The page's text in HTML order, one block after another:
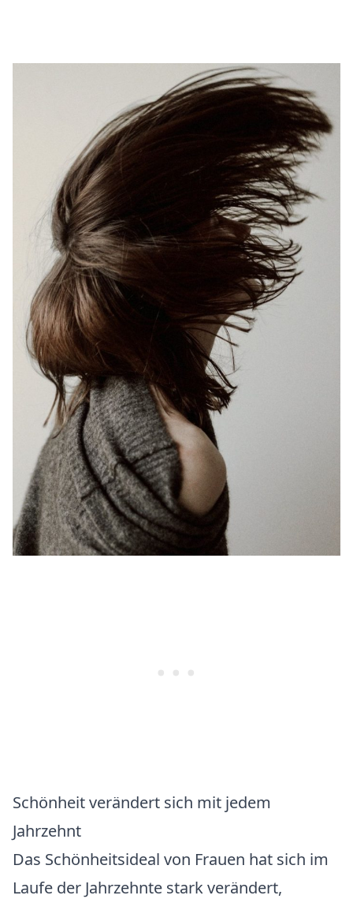
Schönheit verändert sich mit jedem
Jahrzehnt
Das Schönheitsideal von Frauen hat sich im
Laufe der Jahrzehnte stark verändert,